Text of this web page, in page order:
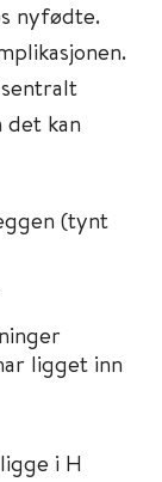
nyfødte.
det kan
(tynt
ligget inn
i H